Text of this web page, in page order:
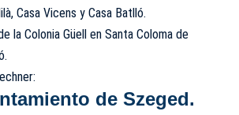
Casa Vicens y Casa Batlló.
la Colonia Güell en Santa Coloma de
de Szeged.